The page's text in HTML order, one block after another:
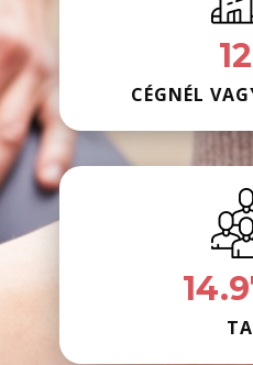
CÉGNÉL